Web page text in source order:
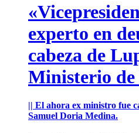
experto en
cabeza de
Ministerio de
|| El ahora ex ministro fue
Samuel Doria Medina.